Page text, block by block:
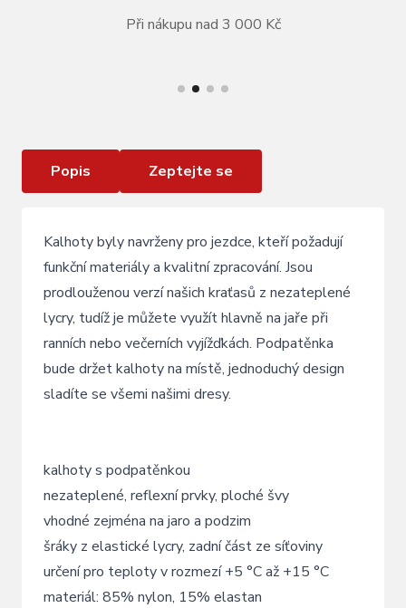
Při nákupu nad 3 000 Kč
kalhoty FORCE SPRING se šráky a vložkou ,
Popis Zeptejte se
Kalhoty byly navrženy pro jezdce, kteří požadují
funkční materiály a kvalitní zpracování. Jsou
prodlouženou verzí našich kraťasů z nezateplené
lycry, tudíž je můžete využít hlavně na jaře při
ranních nebo večerních vyjížďkách. Podpatěnka
bude držet kalhoty na místě, jednoduchý design
sladíte se všemi našimi dresy.
kalhoty s podpatěnkou
nezateplené, reflexní prvky, ploché švy
vhodné zejména na jaro a podzim
šráky z elastické lycry, zadní část ze síťoviny
určení pro teploty v rozmezí +5 °C až +15 °C
materiál: 85% nylon, 15% elastan